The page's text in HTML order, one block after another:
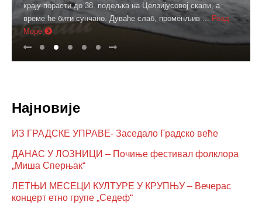
крају порасти до 38. подељка на Целзијусовој скали, а
време ће бити сунчано. Дуваће слаб, променљив ... Реад
Море
Најновије
ИЗ ГРАДСКЕ УПРАВЕ- Заседало Градско веће
ДАНАС У ЛОЗНИЦИ – Почиње фестивал фолклора
„Миша Сперњак“
ЛЕТЊИ МЕСЕЦИ КУЛТУРЕ У КРУПЊУ – Вечерас
концерт етно групе „Седеф“